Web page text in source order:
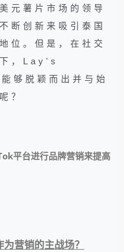
元薯片市场的领导
断创新来吸引泰国
位。但是，在社交
，Lay's
够脱颖而出并与始
？
平台进行品牌营销来提高
营销的主战场？